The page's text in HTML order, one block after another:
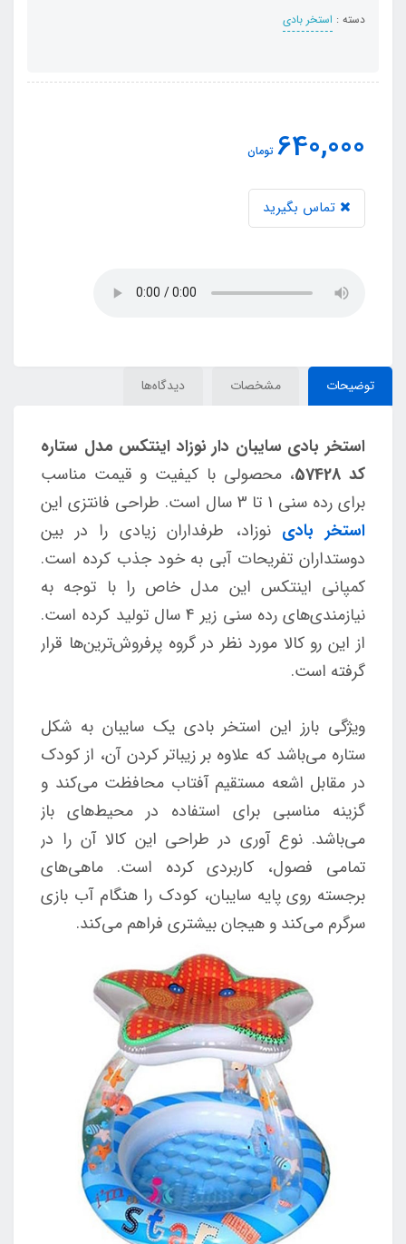
دسته : استخر بادی
640,000 تومان
تماس بگیرید
توضیحات مشخصات دیدگاه‌ها
استخر بادی سایبان دار نوزاد اینتکس مدل ستاره
کد 57428
، محصولی با کیفیت و قیمت مناسب
برای رده سنی 1 تا 3 سال است. طراحی فانتزی این
استخر بادی نوزاد، طرفداران زیادی را در بین
دوستداران تفریحات آبی به خود جذب کرده است.
کمپانی اینتکس این مدل خاص را با توجه به
نیازمندی‌های رده سنی زیر 4 سال تولید کرده است.
از این رو کالا مورد نظر در گروه پرفروش‌ترین‌ها قرار
گرفته است.
ویژگی بارز این استخر بادی یک سایبان به شکل
ستاره می‌باشد که علاوه بر زیباتر کردن آن، از کودک
در مقابل اشعه مستقیم آفتاب محافظت می‌کند و
گزینه مناسبی برای استفاده در محیط‌های باز
می‌باشد. نوع آوری در طراحی این کالا آن را در
تمامی فصول، کاربردی کرده است. ماهی‌های
برجسته روی پایه سایبان، کودک را هنگام آب بازی
سرگرم می‌کند و هیجان بیشتری فراهم می‌کند.